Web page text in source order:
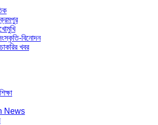
বিনোদন
খবর
News